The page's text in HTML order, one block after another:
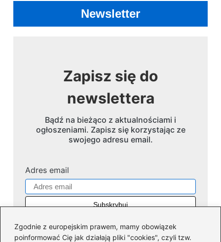
Zgodnie z europejskim prawem, mamy obowiązek
poinformować Cię jak działają pliki "cookies", czyli tzw.
Newsletter
Zapisz się do
newslettera
Bądź na bieżąco z aktualnościami i
ogłoszeniami. Zapisz się korzystając ze
swojego adresu email.
Adres email